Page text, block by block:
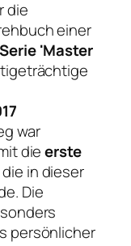
die
einer
'Master
war
dieerste
die in dieser
Die
persönlicher